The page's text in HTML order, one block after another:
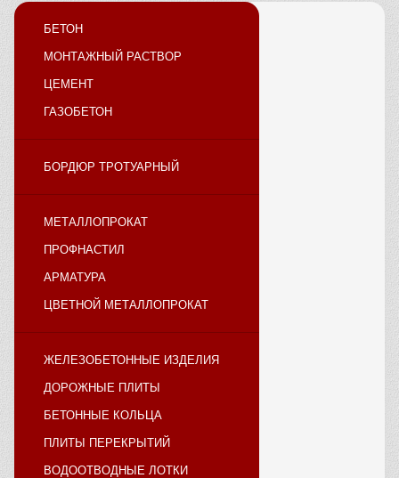
БЕТОН
МОНТАЖНЫЙ РАСТВОР
ЦЕМЕНТ
ГАЗОБЕТОН
БОРДЮР ТРОТУАРНЫЙ
МЕТАЛЛОПРОКАТ
ПРОФНАСТИЛ
АРМАТУРА
ЦВЕТНОЙ МЕТАЛЛОПРОКАТ
ЖЕЛЕЗОБЕТОННЫЕ ИЗДЕЛИЯ
ДОРОЖНЫЕ ПЛИТЫ
БЕТОННЫЕ КОЛЬЦА
ПЛИТЫ ПЕРЕКРЫТИЙ
ВОДООТВОДНЫЕ ЛОТКИ